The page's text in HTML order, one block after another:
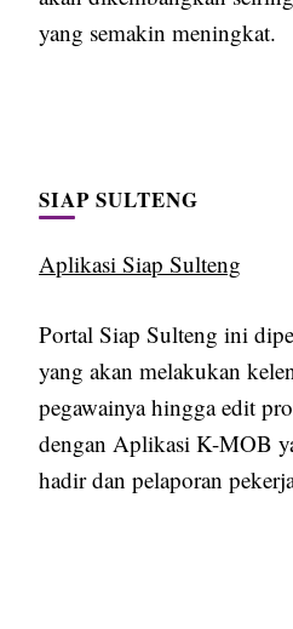
yang semakin meningkat.
SIAP SULTENG
Aplikasi Siap Sulteng
Portal Siap Sulteng ini
yang akan melakukan
pegawainya hingga edit
dengan Aplikasi K-MOB
hadir dan pelaporan